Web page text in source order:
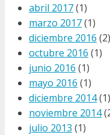
abril 2017(1)
marzo 2017(1)
diciembre 2016 (2)
octubre 2016 (1)
junio 2016 (1)
mayo 2016 (1)
diciembre 2014(1)
noviembre 2014
julio 2013 (1)